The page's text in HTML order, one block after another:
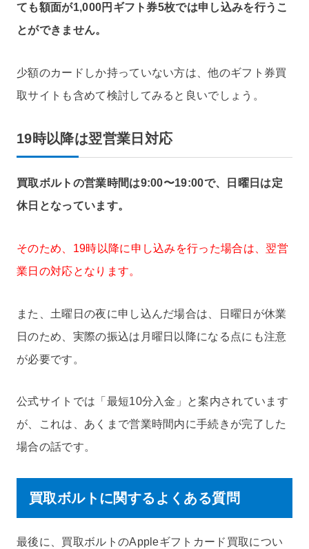
ても額面が1,000円ギフト券5枚では申し込みを行うこ
とができません。
少額のカードしか持っていない方は、他のギフト券買
取サイトも含めて検討してみると良いでしょう。
19時以降は翌営業日対応
買取ボルトの営業時間は9:00〜19:00で、日曜日は定
休日となっています。
そのため、19時以降に申し込みを行った場合は、翌営
業日の対応となります。
また、土曜日の夜に申し込んだ場合は、日曜日が休業
日のため、実際の振込は月曜日以降になる点にも注意
が必要です。
公式サイトでは「最短10分入金」と案内されています
が、これは、あくまで営業時間内に手続きが完了した
場合の話です。
買取ボルトに関するよくある質問
最後に、買取ボルトのAppleギフトカード買取につい